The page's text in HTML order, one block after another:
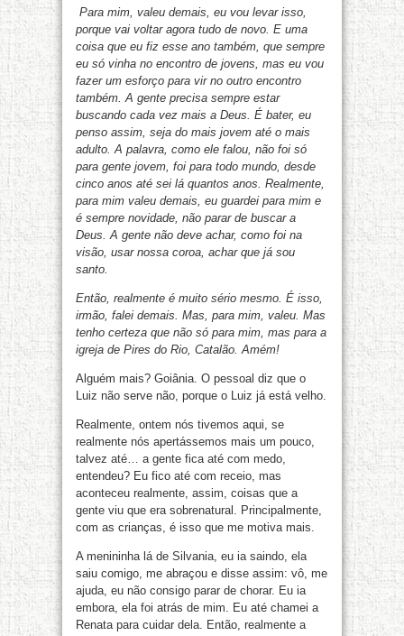
Para mim, valeu demais, eu vou levar isso,
porque vai voltar agora tudo de novo. E uma
coisa que eu fiz esse ano também, que sempre
eu só vinha no encontro de jovens, mas eu vou
fazer um esforço para vir no outro encontro
também. A gente precisa sempre estar
buscando cada vez mais a Deus. É bater, eu
penso assim, seja do mais jovem até o mais
adulto. A palavra, como ele falou, não foi só
para gente jovem, foi para todo mundo, desde
cinco anos até sei lá quantos anos. Realmente,
para mim valeu demais, eu guardei para mim e
é sempre novidade, não parar de buscar a
Deus. A gente não deve achar, como foi na
visão, usar nossa coroa, achar que já sou
santo.
Então, realmente é muito sério mesmo. É isso,
irmão, falei demais. Mas, para mim, valeu. Mas
tenho certeza que não só para mim, mas para a
igreja de Pires do Rio, Catalão. Amém!
Alguém mais? Goiânia. O pessoal diz que o
Luiz não serve não, porque o Luiz já está velho.
Realmente, ontem nós tivemos aqui, se
realmente nós apertássemos mais um pouco,
talvez até… a gente fica até com medo,
entendeu? Eu fico até com receio, mas
aconteceu realmente, assim, coisas que a
gente viu que era sobrenatural. Principalmente,
com as crianças, é isso que me motiva mais.
A menininha lá de Silvania, eu ia saindo, ela
saiu comigo, me abraçou e disse assim: vô, me
ajuda, eu não consigo parar de chorar. Eu ia
embora, ela foi atrás de mim. Eu até chamei a
Renata para cuidar dela. Então, realmente a